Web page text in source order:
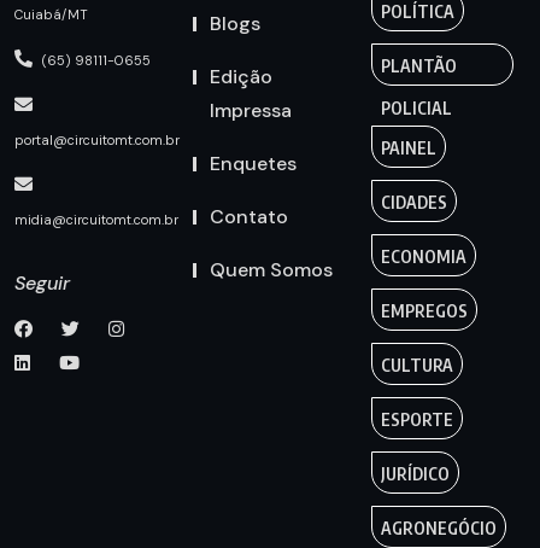
Cuiabá/MT
(65) 98111-0655
portal@circuitomt.com.br
midia@circuitomt.com.br
Seguir
Blogs
Edição
Impressa
Enquetes
Contato
Quem Somos
POLÍTICA
PLANTÃO
POLICIAL
PAINEL
CIDADES
ECONOMIA
EMPREGOS
CULTURA
ESPORTE
JURÍDICO
AGRONEGÓCIO